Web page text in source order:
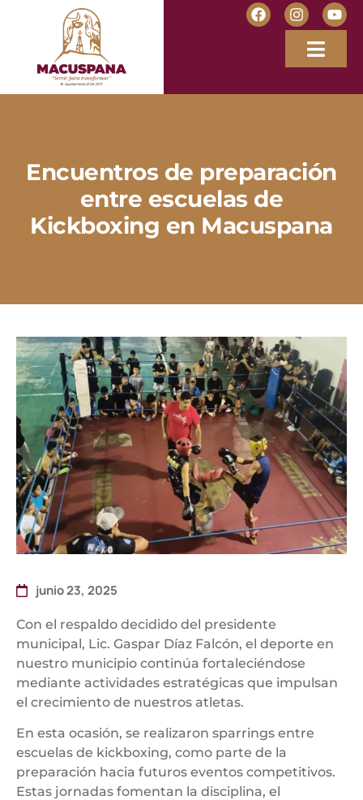
Encuentros de preparación
entre escuelas de
Kickboxing en Macuspana
junio 23, 2025
Con el respaldo decidido del presidente
municipal, Lic. Gaspar Díaz Falcón, el deporte en
nuestro municipio continúa fortaleciéndose
mediante actividades estratégicas que impulsan
el crecimiento de nuestros atletas.
En esta ocasión, se realizaron sparrings entre
escuelas de kickboxing, como parte de la
preparación hacia futuros eventos competitivos.
Estas jornadas fomentan la disciplina, el